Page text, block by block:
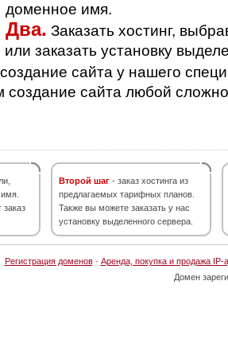
доменное имя.
Два. Заказать хостинг,
заказать установку
создание сайта у нашего
создание сайта любой
Второй шаг - заказ хостинга из
предлагаемых тарифных планов.
Также вы можете заказать у нас
установку выделенного сервера.
Регистрация доменов· Аренда, покупка и продажа IP-
Домен